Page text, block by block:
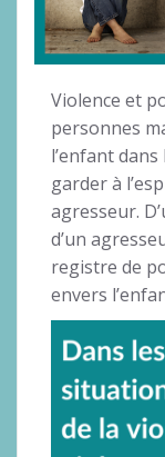
Violence et
personnes
l’enfant
garder à
agresseur.
d’un
registre de
envers